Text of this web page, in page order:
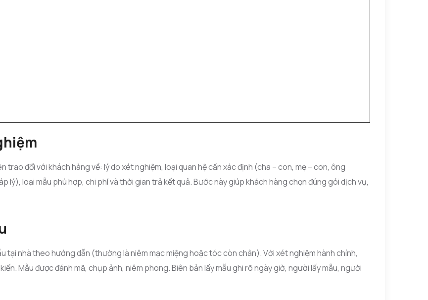
đổi với khách hàng về: lý do xét nghiệm, loại quan hệ cần xác định (cha – con, mẹ – con, ông
lý), loại mẫu phù hợp, chi phí và thời gian trả kết quả. Bước này giúp khách hàng chọn đúng gói dịch vụ,
tại nhà theo hướng dẫn (thường là niêm mạc miệng hoặc tóc còn chân). Với xét nghiệm hành chính,
Mẫu được đánh mã, chụp ảnh, niêm phong. Biên bản lấy mẫu ghi rõ ngày giờ, người lấy mẫu, người